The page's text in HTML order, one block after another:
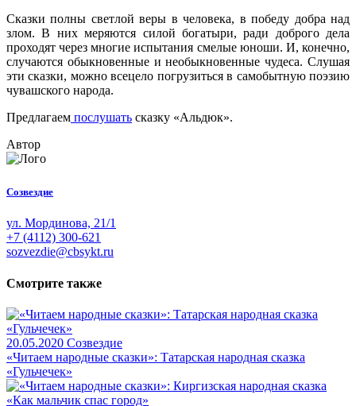
Сказки полны светлой веры в человека, в победу добра над
злом. В них меряются силой богатыри, ради доброго дела
проходят через многие испытания смелые юноши. И, конечно,
случаются обыкновенные и необыкновенные чудеса. Слушая
эти сказки, можно всецело погрузиться в самобытную поэзию
чувашского народа.
Предлагаем послушать сказку «Альдюк».
Автор
Созвездие
ул. Мординова, 21/1
+7 (4112) 300-621
sozvezdie@cbsykt.ru
Смотрите также
20.05.2020 Созвездие
«Читаем народные сказки»: Татарская народная сказка
«Гульчечек»